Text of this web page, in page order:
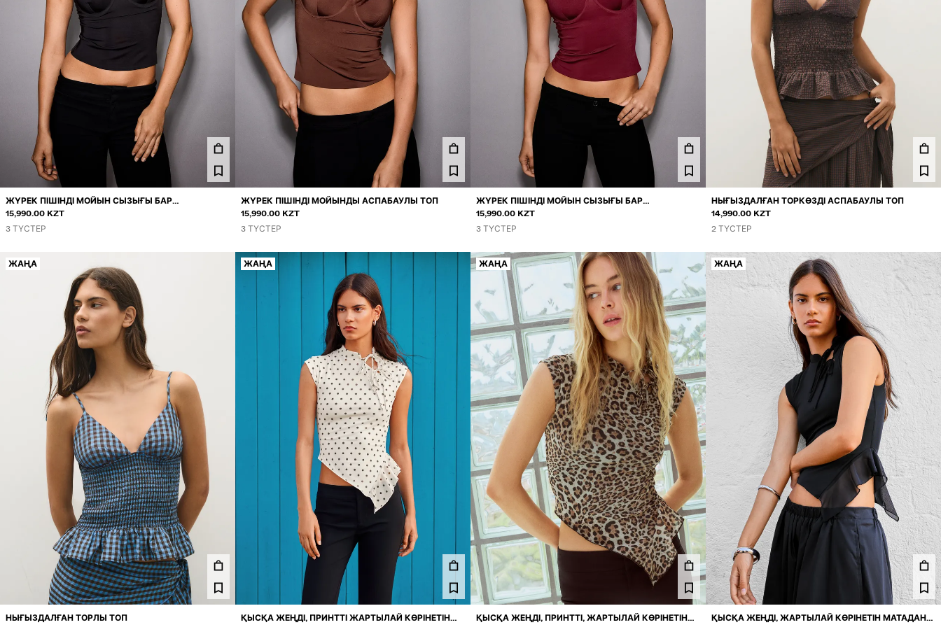
ЖҮРЕК ПІШІНДІ МОЙЫН СЫЗЫҒЫ БАР
АСПАБАУЛЫ ТОП
15,990.00 KZT
3 ТҮСТЕР
ЖҮРЕК ПІШІНДІ МОЙЫНДЫ АСПАБАУЛЫ ТОП
15,990.00 KZT
3 ТҮСТЕР
ЖҮРЕК ПІШІНДІ МОЙЫН СЫЗЫҒЫ БАР
АСПАБАУЛЫ ТОП
15,990.00 KZT
3 ТҮСТЕР
НЫҒЫЗДАЛҒАН ТОРКӨЗДІ АСПАБАУЛЫ ТОП
14,990.00 KZT
2 ТҮСТЕР
ЖАҢА
НЫҒЫЗДАЛҒАН ТОРЛЫ ТОП
ЖАҢА
ҚЫСҚА ЖЕҢДІ, ПРИНТТІ ЖАРТЫЛАЙ КӨРІНЕТІН
ЖАҢА
ҚЫСҚА ЖЕҢДІ, ПРИНТТІ, ЖАРТЫЛАЙ КӨРІНЕТІН
ЖАҢА
ҚЫСҚА ЖЕҢДІ, ЖАРТЫЛАЙ КӨРІНЕТІН МАТАДАН